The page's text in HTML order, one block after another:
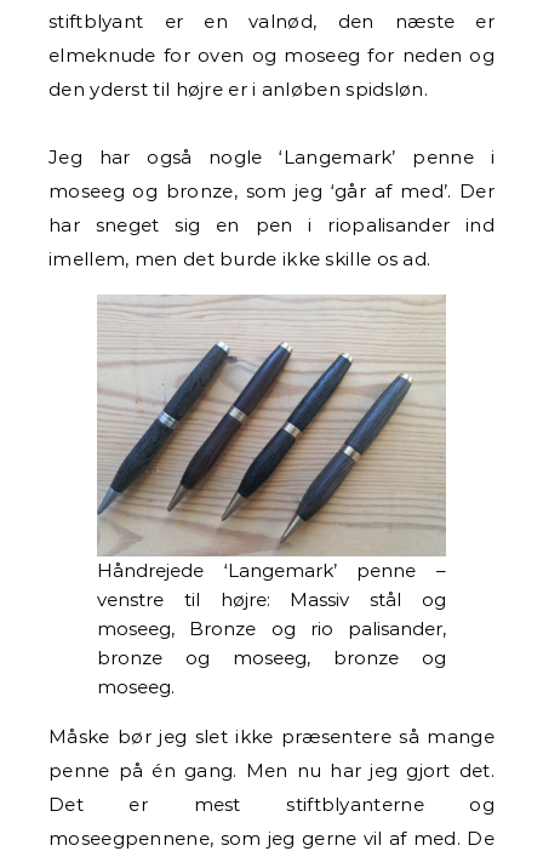
stiftblyant er en valnød, den næste er
elmeknude for oven og moseeg for neden og
den yderst til højre er i anløben spidsløn.
Jeg har også nogle ‘Langemark’ penne i
moseeg og bronze, som jeg ‘går af med’. Der
har sneget sig en pen i riopalisander ind
imellem, men det burde ikke skille os ad.
Håndrejede ‘Langemark’ penne –
venstre til højre: Massiv stål og
moseeg, Bronze og rio palisander,
bronze og moseeg, bronze og
moseeg.
Måske bør jeg slet ikke præsentere så mange
penne på én gang. Men nu har jeg gjort det.
Det er mest stiftblyanterne og
moseegpennene, som jeg gerne vil af med. De